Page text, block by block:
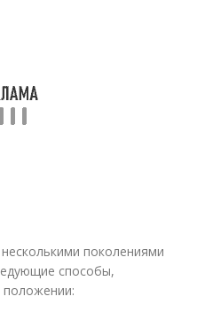
поколениями
способы,